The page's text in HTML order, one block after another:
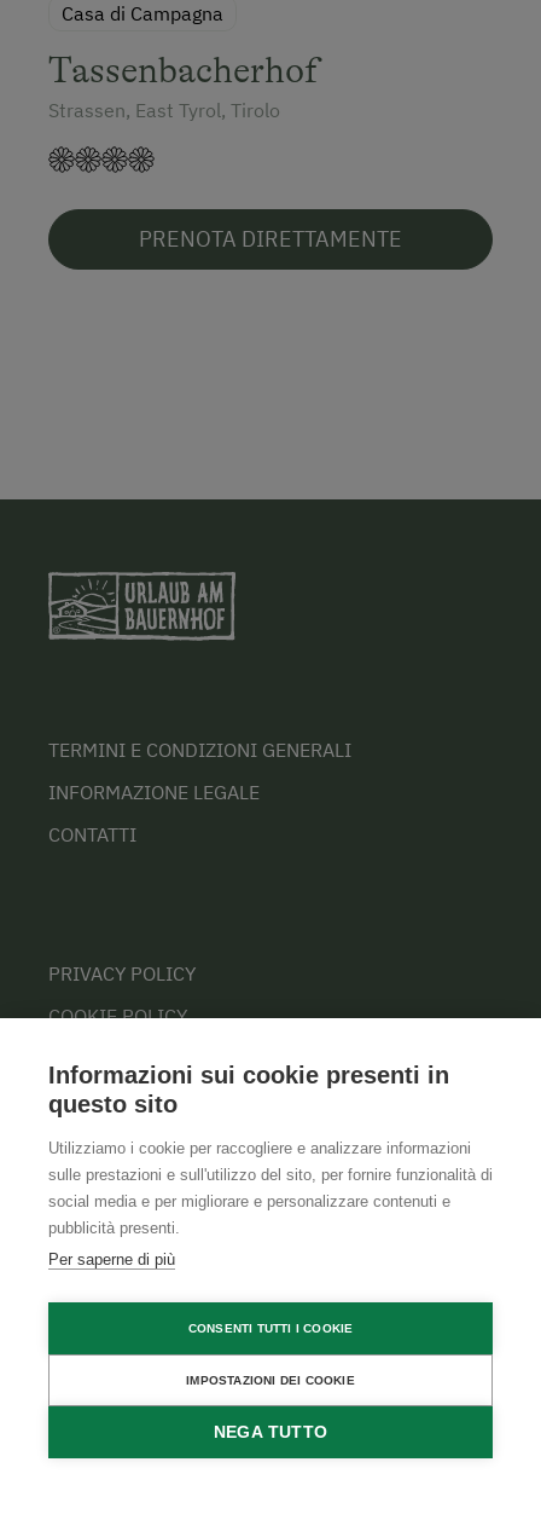
Casa di Campagna
Tassenbacherhof
Strassen, East Tyrol, Tirolo
PRENOTA DIRETTAMENTE
DISPONIBILITÀ
DIRETTAMENTE
TERMINI E CONDIZIONI GENERALI
INFORMAZIONE LEGALE
CONTATTI
PRIVACY POLICY
COOKIE POLICY
Informazioni sui cookie presenti in
questo sito
Utilizziamo i cookie per raccogliere e analizzare informazioni
sulle prestazioni e sull'utilizzo del sito, per fornire funzionalità di
social media e per migliorare e personalizzare contenuti e
pubblicità presenti.
Per saperne di più
CONSENTI TUTTI I COOKIE
IMPOSTAZIONI DEI COOKIE
NEGA TUTTO